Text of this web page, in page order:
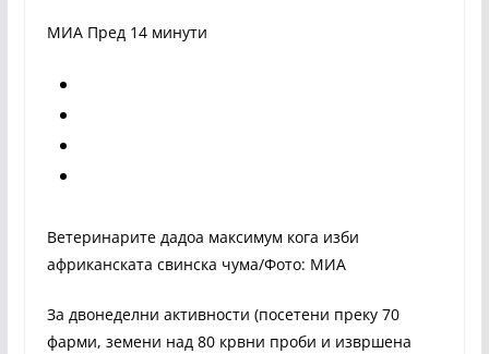
МИА Пред 14 минути
Ветеринарите дадоа максимум кога изби
африканската свинска чума/Фото: МИА
За двонеделни активности (посетени преку 70
фарми, земени над 80 крвни проби и извршена